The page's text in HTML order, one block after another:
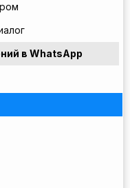
в WhatsApp